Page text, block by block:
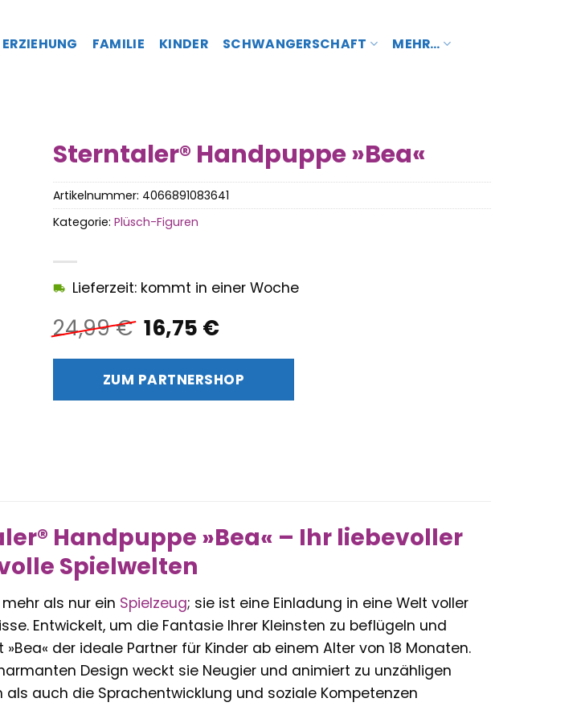
ERZIEHUNG FAMILIE KINDER SCHWANGERSCHAFT MEHR…
Sterntaler® Handpuppe »Bea«
24,99€ Ursprünglicher
Preis
war:
24,99 €
16,75 €Aktueller
ist:
16,75 €.
Lieferzeit: kommt in einer Woche
ZUM PARTNERSHOP
Artikelnummer: 4066891083641
Kategorie: Plüsch-Figuren
Handpuppe »Bea« – Ihr liebevoller
Spielwelten
als nur ein Spielzeug; sie ist eine Einladung in eine Welt voller
Entwickelt, um die Fantasie Ihrer Kleinsten zu beflügeln und
der ideale Partner für Kinder ab einem Alter von 18 Monaten.
Design weckt sie Neugier und animiert zu unzähligen
als auch die Sprachentwicklung und soziale Kompetenzen